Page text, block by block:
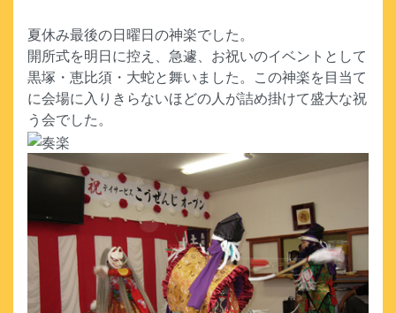
夏休み最後の日曜日の神楽でした。
開所式を明日に控え、急遽、お祝いのイベントとして
黒塚・恵比須・大蛇と舞いました。この神楽を目当て
に会場に入りきらないほどの人が詰め掛けて盛大な祝
う会でした。